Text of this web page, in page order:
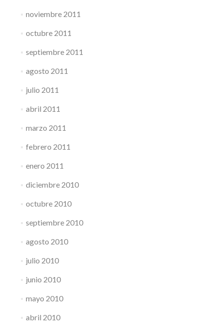
noviembre 2011
octubre 2011
septiembre 2011
agosto 2011
julio 2011
abril 2011
marzo 2011
febrero 2011
enero 2011
diciembre 2010
octubre 2010
septiembre 2010
agosto 2010
julio 2010
junio 2010
mayo 2010
abril 2010